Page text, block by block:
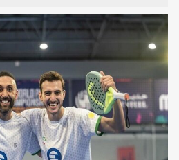
مرا به خاطر بسپار